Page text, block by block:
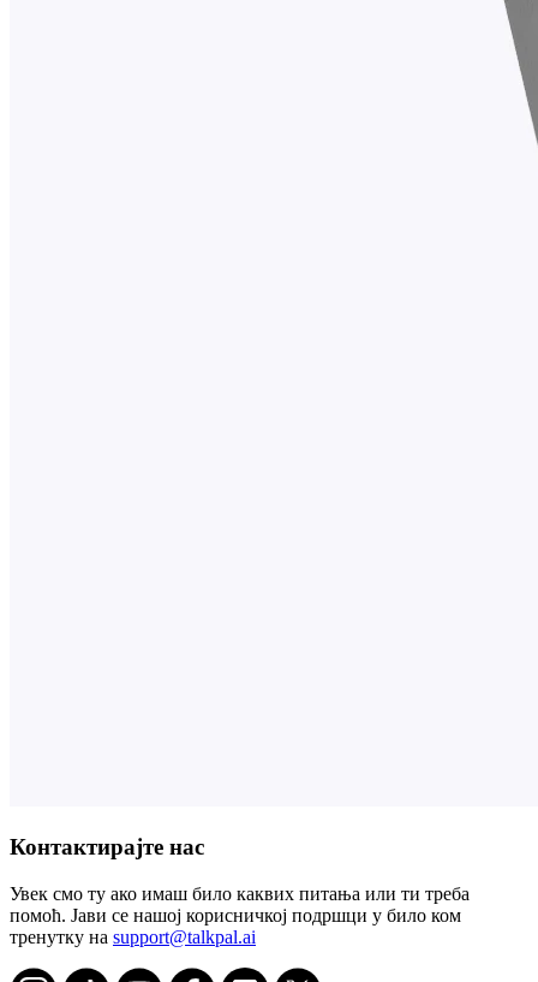
Контактирајте нас
Увек смо ту ако имаш било каквих питања или ти треба
помоћ. Јави се нашој корисничкој подршци у било ком
тренутку на support@talkpal.ai